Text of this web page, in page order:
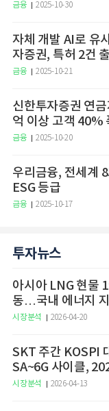
금융 2025-10-30
자체 개발 AI로 유
자증권, 특허 2건
금융 2025-10-21
신한투자증권 연
억 이상 고객 40%
금융 2025-10-20
우리금융, 전세계
ESG 등급
금융 2025-10-17
투자뉴스
아시아 LNG 현물
동…국내 에너지
시장분석 2026-04-20
SKT 주간 KOSPI
SA~6G 사이클,
예고
시장분석 2026-04-13